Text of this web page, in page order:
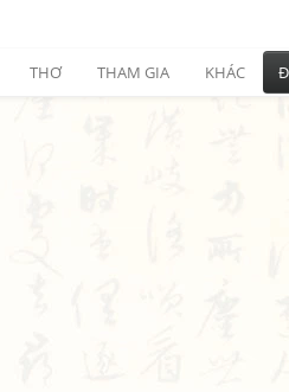
THƠ THAM GIA KHÁC